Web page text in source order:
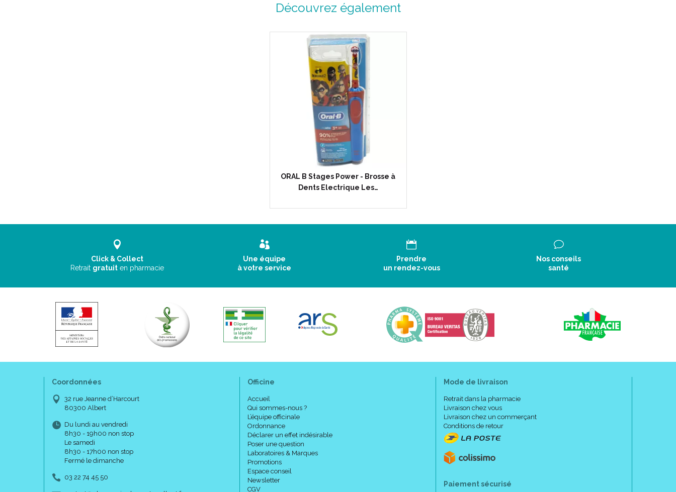
Découvrez également
ORAL B Stages Power - Brosse à
Dents Electrique Les…
Click & Collect
Retrait gratuit en pharmacie
Une équipe
à votre service
Prendre
un rendez-vous
Nos conseils
santé
Coordonnées
32 rue Jeanne d’Harcourt
80300 Albert
Du lundi au vendredi
8h30 - 19h00 non stop
Le samedi
8h30 - 17h00 non stop
Fermé le dimanche
03 22 74 45 50
Officine
Accueil
Qui sommes-nous ?
L’équipe officinale
Ordonnance
Déclarer un effet indésirable
Poser une question
Laboratoires & Marques
Promotions
Espace conseil
Newsletter
CGV
Mode de livraison
Retrait dans la pharmacie
Livraison chez vous
Livraison chez un commerçant
Conditions de retour
Paiement sécurisé